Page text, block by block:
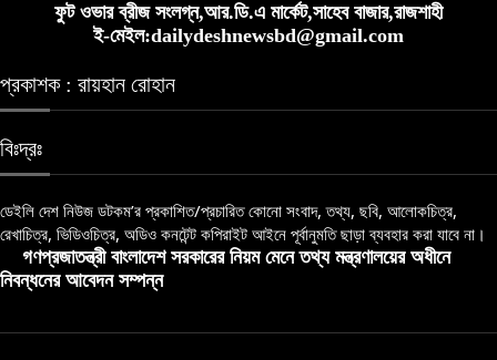
ফুট ওভার ব্রীজ সংলগ্ন,আর.ডি.এ মার্কেট,সাহেব বাজার,রাজশাহী
ই-মেইল:dailydeshnewsbd@gmail.com
প্রকাশক : রায়হান রোহান
বিঃদ্রঃ
ডেইলি দেশ নিউজ ডটকম’র প্রকাশিত/প্রচারিত কোনো সংবাদ, তথ্য, ছবি, আলোকচিত্র,
রেখাচিত্র, ভিডিওচিত্র, অডিও কনটেন্ট কপিরাইট আইনে পূর্বানুমতি ছাড়া ব্যবহার করা যাবে না।
গণপ্রজাতন্ত্রী বাংলাদেশ সরকারের নিয়ম মেনে তথ্য মন্ত্রণালয়ের অধীনে
নিবন্ধনের আবেদন সম্পন্ন